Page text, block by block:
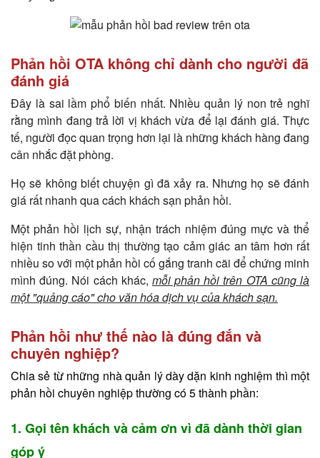
Phản hồi OTA không chỉ dành cho người đã
đánh giá
Đây là sai lầm phổ biến nhất. Nhiều quản lý non trẻ nghĩ
rằng mình đang trả lời vị khách vừa để lại đánh giá. Thực
tế, người đọc quan trọng hơn lại là những khách hàng đang
cân nhắc đặt phòng.
Họ sẽ không biết chuyện gì đã xảy ra. Nhưng họ sẽ đánh
giá rất nhanh qua cách khách sạn phản hồi.
Một phản hồi lịch sự, nhận trách nhiệm đúng mực và thể
hiện tinh thần cầu thị thường tạo cảm giác an tâm hơn rất
nhiều so với một phản hồi cố gắng tranh cãi để chứng minh
mình đúng. Nói cách khác, mỗi phản hồi trên OTA cũng là
một "quảng cáo" cho văn hóa dịch vụ của khách sạn.
Phản hồi như thế nào là đúng đắn và
chuyên nghiệp?
Chia sẻ từ những nhà quản lý dày dặn kinh nghiệm thì một
phản hồi chuyên nghiệp thường có 5 thành phần:
1. Gọi tên khách và cảm ơn vì đã dành thời gian
góp ý